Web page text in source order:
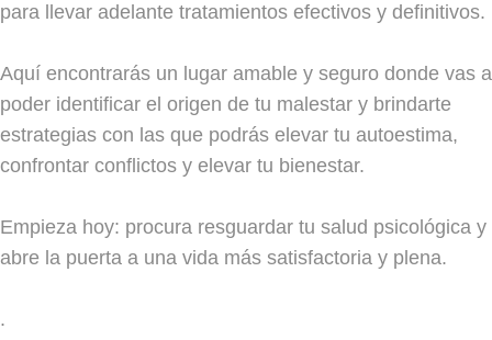
para llevar adelante tratamientos efectivos y definitivos.
Aquí encontrarás un lugar amable y seguro donde vas a
poder identificar el origen de tu malestar y brindarte
estrategias con las que podrás elevar tu autoestima,
confrontar conflictos y elevar tu bienestar.
Empieza hoy: procura resguardar tu salud psicológica y
abre la puerta a una vida más satisfactoria y plena.
.